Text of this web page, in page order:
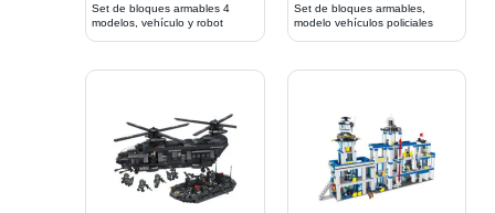
Set de bloques armables 4
modelos, vehículo y robot
Set de bloques armables,
modelo vehículos policiales